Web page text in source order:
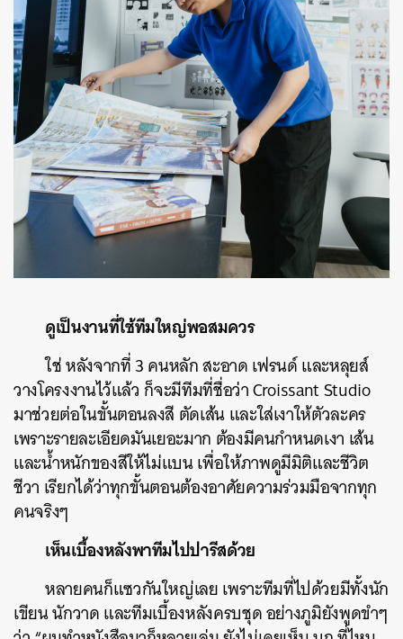
ดูเป็นงานที่ใช้ทีมใหญ่พอสมควร
ใช่ หลังจากที่ 3 คนหลัก สะอาด เฟรนด์ และหลุยส์
วางโครงงานไว้แล้ว ก็จะมีทีมที่ชื่อว่า Croissant Studio
มาช่วยต่อในขั้นตอนลงสี ตัดเส้น และใส่เงาให้ตัวละคร
เพราะรายละเอียดมันเยอะมาก ต้องมีคนกำหนดเงา เส้น
และน้ำหนักของสีให้ไม่แบน เพื่อให้ภาพดูมีมิติและชีวิต
ชีวา เรียกได้ว่าทุกขั้นตอนต้องอาศัยความร่วมมือจากทุก
คนจริงๆ
เห็นเบื้องหลังพาทีมไปปารีสด้วย
หลายคนก็แซวกันใหญ่เลย เพราะทีมที่ไปด้วยมีทั้งนัก
เขียน นักวาด และทีมเบื้องหลังครบชุด อย่างภูมิยังพูดขำๆ
ค้นหา